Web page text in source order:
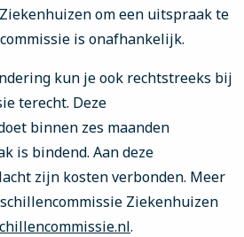
om een uitspraak te
is onafhankelijk.
kun je ook rechtstreeks bij
terecht. Deze
binnen zes maanden
is bindend. Aan deze
zijn kosten verbonden. Meer
Ziekenhuizen
.